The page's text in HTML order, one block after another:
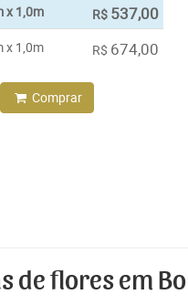
x 1,0m R$ 537,00
x 1,0m R$ 674,00
Comprar
flores em